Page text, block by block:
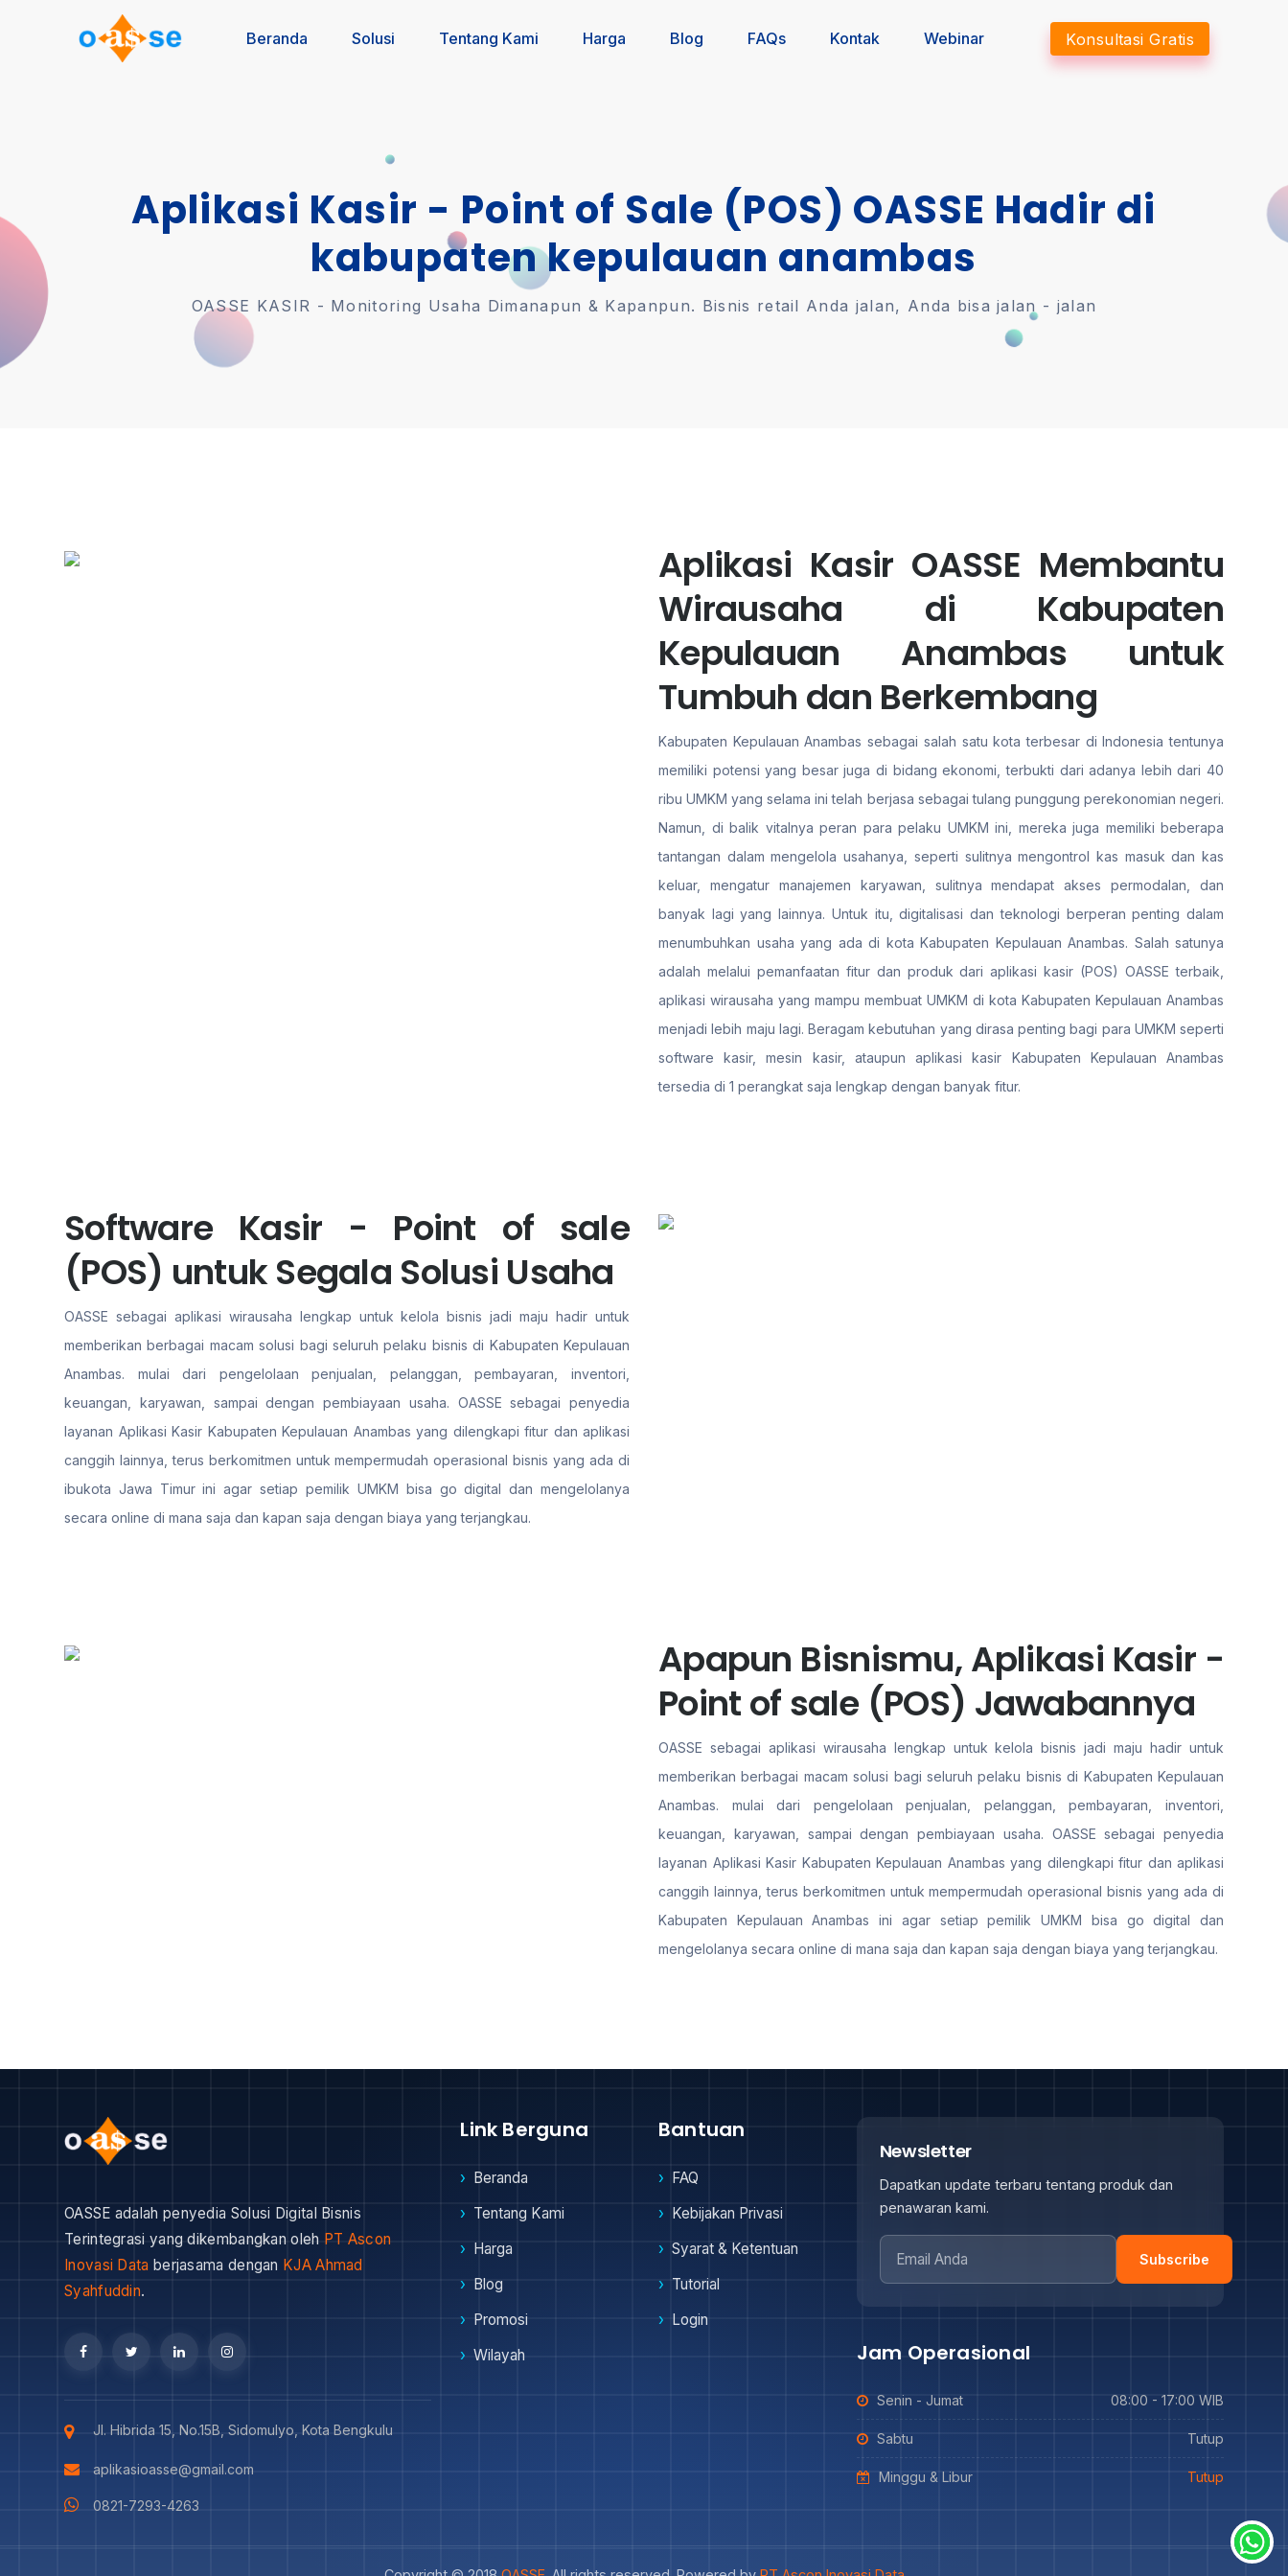
Beranda Solusi Tentang Kami Harga Blog FAQs Kontak Webinar Konsultasi Gratis
Aplikasi Kasir - Point of Sale (POS) OASSE Hadir di
kabupaten kepulauan anambas
OASSE KASIR - Monitoring Usaha Dimanapun & Kapanpun. Bisnis retail Anda jalan, Anda bisa jalan - jalan
Aplikasi Kasir OASSE Membantu
Wirausaha di Kabupaten
Kepulauan Anambas untuk
Tumbuh dan Berkembang
Kabupaten Kepulauan Anambas sebagai salah satu kota terbesar di Indonesia tentunya
memiliki potensi yang besar juga di bidang ekonomi, terbukti dari adanya lebih dari 40
ribu UMKM yang selama ini telah berjasa sebagai tulang punggung perekonomian negeri.
Namun, di balik vitalnya peran para pelaku UMKM ini, mereka juga memiliki beberapa
tantangan dalam mengelola usahanya, seperti sulitnya mengontrol kas masuk dan kas
keluar, mengatur manajemen karyawan, sulitnya mendapat akses permodalan, dan
banyak lagi yang lainnya. Untuk itu, digitalisasi dan teknologi berperan penting dalam
menumbuhkan usaha yang ada di kota Kabupaten Kepulauan Anambas. Salah satunya
adalah melalui pemanfaatan fitur dan produk dari aplikasi kasir (POS) OASSE terbaik,
aplikasi wirausaha yang mampu membuat UMKM di kota Kabupaten Kepulauan Anambas
menjadi lebih maju lagi. Beragam kebutuhan yang dirasa penting bagi para UMKM seperti
software kasir, mesin kasir, ataupun aplikasi kasir Kabupaten Kepulauan Anambas
tersedia di 1 perangkat saja lengkap dengan banyak fitur.
Software Kasir - Point of sale
(POS) untuk Segala Solusi Usaha
OASSE sebagai aplikasi wirausaha lengkap untuk kelola bisnis jadi maju hadir untuk
memberikan berbagai macam solusi bagi seluruh pelaku bisnis di Kabupaten Kepulauan
Anambas. mulai dari pengelolaan penjualan, pelanggan, pembayaran, inventori,
keuangan, karyawan, sampai dengan pembiayaan usaha. OASSE sebagai penyedia
layanan Aplikasi Kasir Kabupaten Kepulauan Anambas yang dilengkapi fitur dan aplikasi
canggih lainnya, terus berkomitmen untuk mempermudah operasional bisnis yang ada di
ibukota Jawa Timur ini agar setiap pemilik UMKM bisa go digital dan mengelolanya
secara online di mana saja dan kapan saja dengan biaya yang terjangkau.
Apapun Bisnismu, Aplikasi Kasir -
Point of sale (POS) Jawabannya
OASSE sebagai aplikasi wirausaha lengkap untuk kelola bisnis jadi maju hadir untuk
memberikan berbagai macam solusi bagi seluruh pelaku bisnis di Kabupaten Kepulauan
Anambas. mulai dari pengelolaan penjualan, pelanggan, pembayaran, inventori,
keuangan, karyawan, sampai dengan pembiayaan usaha. OASSE sebagai penyedia
layanan Aplikasi Kasir Kabupaten Kepulauan Anambas yang dilengkapi fitur dan aplikasi
canggih lainnya, terus berkomitmen untuk mempermudah operasional bisnis yang ada di
Kabupaten Kepulauan Anambas ini agar setiap pemilik UMKM bisa go digital dan
mengelolanya secara online di mana saja dan kapan saja dengan biaya yang terjangkau.
OASSE adalah penyedia Solusi Digital Bisnis
Terintegrasi yang dikembangkan oleh PT Ascon
Inovasi Data berjasama dengan KJA Ahmad
Syahfuddin.
Jl. Hibrida 15, No.15B, Sidomulyo, Kota Bengkulu
aplikasioasse@gmail.com
0821-7293-4263
Link Berguna
Beranda
Tentang Kami
Harga
Blog
Promosi
Wilayah
Bantuan
FAQ
Kebijakan Privasi
Syarat & Ketentuan
Tutorial
Login
Newsletter
Dapatkan update terbaru tentang produk dan
penawaran kami.
Subscribe
Jam Operasional
Senin - Jumat 08:00 - 17:00 WIB
Sabtu Tutup
Minggu & Libur Tutup